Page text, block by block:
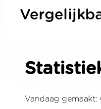
Vandaag gemaakt: